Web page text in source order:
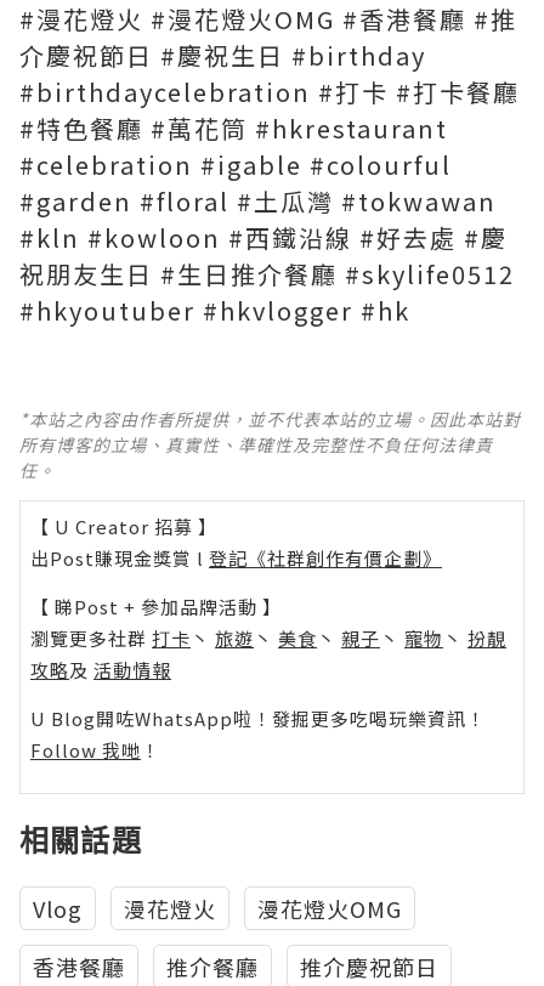
#漫花燈火 #漫花燈火OMG #香港餐廳 #推
介慶祝節日 #慶祝生日 #birthday
#birthdaycelebration #打卡 #打卡餐廳
#特色餐廳 #萬花筒 #hkrestaurant
#celebration #igable #colourful
#garden #floral #土瓜灣 #tokwawan
#kln #kowloon #西鐵沿線 #好去處 #慶
祝朋友生日 #生日推介餐廳 #skylife0512
#hkyoutuber #hkvlogger #hk
*本站之內容由作者所提供，並不代表本站的立場。因此本站對
所有博客的立場、真實性、準確性及完整性不負任何法律責
任。
【 U Creator 招募 】
出Post賺現金獎賞 l 登記《社群創作有價企劃》
【 睇Post + 參加品牌活動 】
瀏覽更多社群 打卡 丶 旅遊 丶 美食 丶 親子 丶 寵物 丶 扮靚
攻略及 活動情報
U Blog開咗WhatsApp啦！發掘更多吃喝玩樂資訊！
Follow 我哋 ！
相關話題
Vlog 漫花燈火
漫花燈火OMG
香港餐廳
推介餐廳
推介慶祝節日